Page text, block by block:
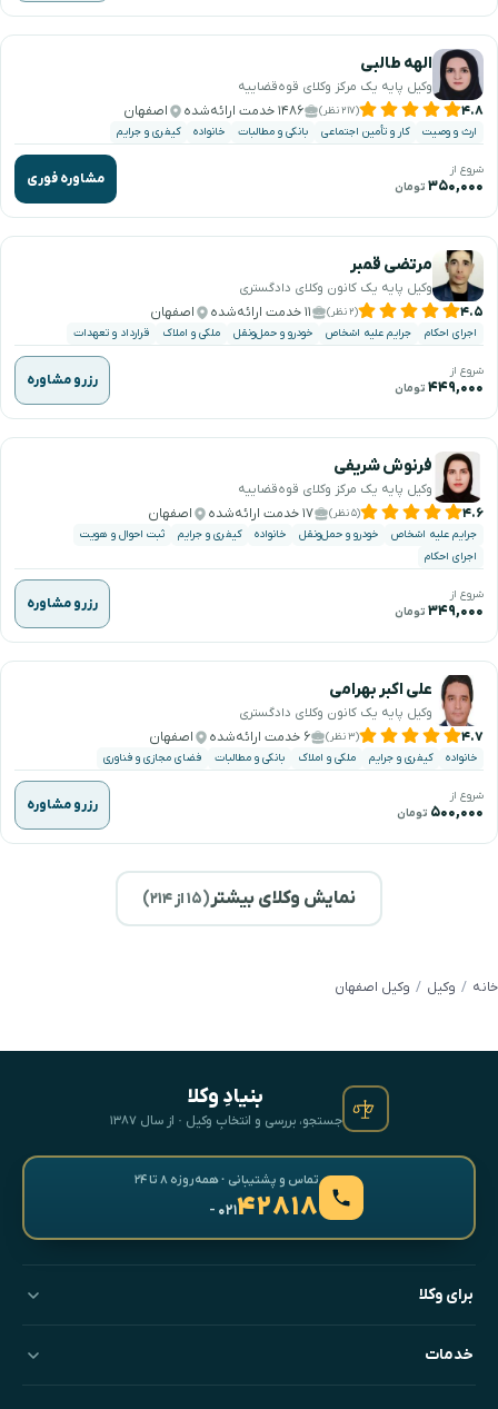
الهه طالبی
وکیل پایه یک مرکز وکلای قوه‌قضاییه
۴.۸ (۲۱۷ نظر) ۱۴۸۶ خدمت ارائه‌شده اصفهان
ارث و وصیت کار و تأمین اجتماعی بانکی و مطالبات خانواده کیفری و جرایم
شروع از
۳۵۰,۰۰۰ تومان مشاوره فوری
مرتضی قمبر
وکیل پایه یک کانون وکلای دادگستری
۴.۵ (۲ نظر) ۱۱ خدمت ارائه‌شده اصفهان
اجرای احکام جرایم علیه اشخاص خودرو و حمل‌ونقل ملکی و املاک قرارداد و تعهدات
شروع از
۴۴۹,۰۰۰ تومان رزرو مشاوره
فرنوش شریفی
وکیل پایه یک مرکز وکلای قوه‌قضاییه
۴.۶ (۵ نظر) ۱۷ خدمت ارائه‌شده اصفهان
جرایم علیه اشخاص خودرو و حمل‌ونقل خانواده کیفری و جرایم
ثبت احوال و هویت
اجرای احکام
شروع از
۳۴۹,۰۰۰ تومان رزرو مشاوره
علی اکبر بهرامی
وکیل پایه یک کانون وکلای دادگستری
۴.۷ (۳ نظر) ۶ خدمت ارائه‌شده اصفهان
خانواده کیفری و جرایم ملکی و املاک بانکی و مطالبات فضای مجازی و فناوری
شروع از
۵۰۰,۰۰۰ تومان رزرو مشاوره
نمایش وکلای بیشتر(۱۵از ۲۱۴)
خانه وکیل وکیل اصفهان
بنیادِ وکلا
جستجو، بررسی و انتخابِ وکیل · از سال ۱۳۸۷
تماس و پشتیبانی · همه‌روزه ۸ تا ۲۴
۴۲۸۱۸- ۰۲۱
برای وکلا
خدمات